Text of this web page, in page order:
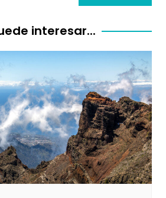
interesar...